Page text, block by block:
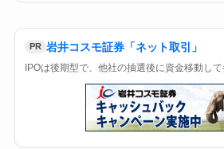
PR 岩井コスモ証券「ネット取引」
IPOは後期型で、他社の抽選後に資金移動して